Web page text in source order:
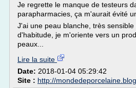
Je regrette le manque de testeurs
parapharmacies, ça m'aurait évité
J'ai une peau blanche, très
d'habitude, je m'oriente vers un
peaux...
Lire la suite
Date: 2018-01-04 05:29:42
Site : http://